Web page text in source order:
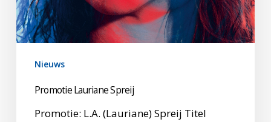
Nieuws
Promotie Lauriane Spreij
Promotie: L.A. (Lauriane) Spreij Titel